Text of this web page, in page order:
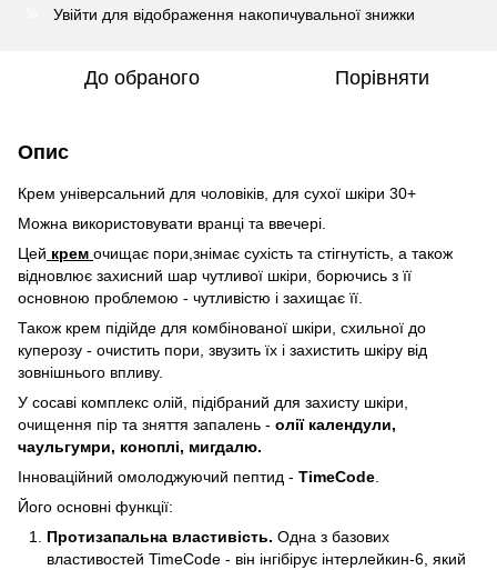
Увійти для відображення накопичувальної знижки
До обраного Порівняти
Опис
Крем універсальний для чоловіків, для сухої шкіри 30+
Можна використовувати вранці та ввечері.
Цей крем очищає пори,знімає сухість та стігнутість, а також
відновлює захисний шар чутливої шкіри, борючись з її
основною проблемою - чутливістю і захищає її.
Також крем підійде для комбінованої шкіри, схильної до
куперозу - очистить пори, звузить їх і захистить шкіру від
зовнішнього впливу.
У сосаві комплекс олій, підібраний для захисту шкіри,
очищення пір та зняття запалень - олії календули,
чаульгумри, коноплі, мигдалю.
Інноваційний омолоджуючий пептид - TimeCode
Його основні функції:
Протизапальна властивість. Одна з базових
властивостей TimeCode - він інгібірує інтерлейкин-6, який